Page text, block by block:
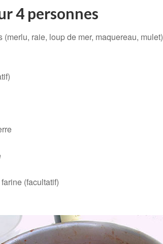
4 personnes
raie, loup de mer, maquereau, mulet)
(facultatif)